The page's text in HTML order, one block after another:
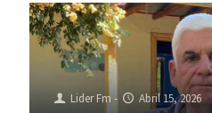
Lider Fm-
Abril 15, 2026